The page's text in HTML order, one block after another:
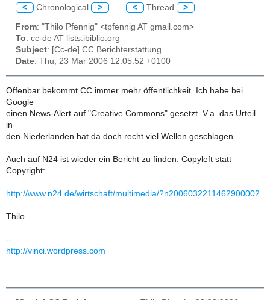
< Chronological > < Thread >
From: "Thilo Pfennig" <tpfennig AT gmail.com>
To: cc-de AT lists.ibiblio.org
Subject: [Cc-de] CC Berichterstattung
Date: Thu, 23 Mar 2006 12:05:52 +0100
Offenbar bekommt CC immer mehr öffentlichkeit. Ich habe bei
Google
einen News-Alert auf "Creative Commons" gesetzt. V.a. das Urteil
in
den Niederlanden hat da doch recht viel Wellen geschlagen.
Auch auf N24 ist wieder ein Bericht zu finden: Copyleft statt
Copyright:
http://www.n24.de/wirtschaft/multimedia/?n2006032211462900002
Thilo
--
http://vinci.wordpress.com